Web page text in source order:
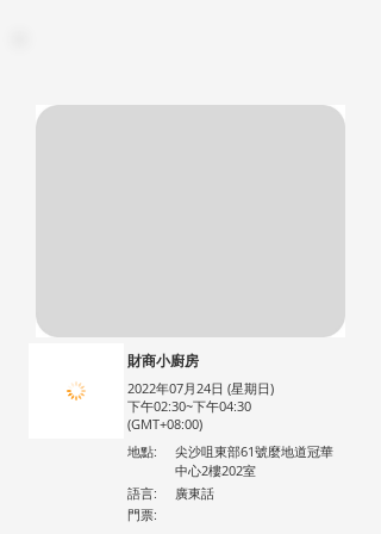
財商小廚房
2022年07月24日 (星期日)
下午02:30~下午04:30
(GMT+08:00)
地點:
尖沙咀東部61號麼地道冠華
中心2樓202室
語言:
廣東話
門票: